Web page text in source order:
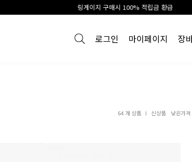
링게이지 구매시 100% 적립금 환급
로그인 마이페이지 장
64 개 상품 신상품 낮은가격